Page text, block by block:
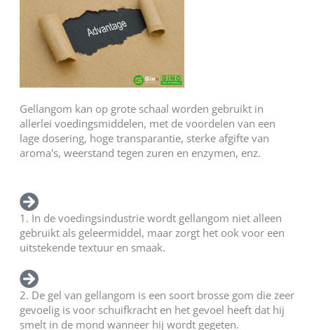
Gellangom kan op grote schaal worden gebruikt in
allerlei voedingsmiddelen, met de voordelen van een
lage dosering, hoge transparantie, sterke afgifte van
aroma's, weerstand tegen zuren en enzymen, enz.
1. In de voedingsindustrie wordt gellangom niet alleen
gebruikt als geleermiddel, maar zorgt het ook voor een
uitstekende textuur en smaak.
2. De gel van gellangom is een soort brosse gom die zeer
gevoelig is voor schuifkracht en het gevoel heeft dat hij
smelt in de mond wanneer hij wordt gegeten.